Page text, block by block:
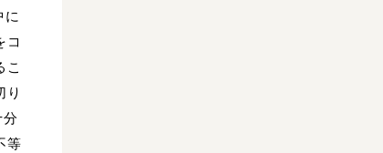
コ
り
等